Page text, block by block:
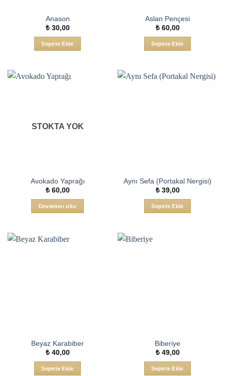
Anason
₺30,00
Sepete Ekle
Aslan Pençesi
₺60,00
Sepete Ekle
STOKTA YOK
Avokado Yaprağı
₺60,00
Devamını oku
Aynı Sefa (Portakal Nergisi)
₺39,00
Sepete Ekle
Beyaz Karabiber
₺40,00
Sepete Ekle
Biberiye
₺49,00
Sepete Ekle